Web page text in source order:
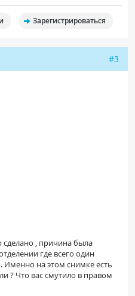
Зарегистрироваться
#3
, причина была
где всего один
Именно на этом снимке есть
? Что вас смутило в правом